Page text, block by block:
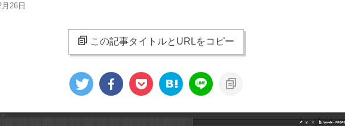
26日
この記事タイトルとURLをコピー